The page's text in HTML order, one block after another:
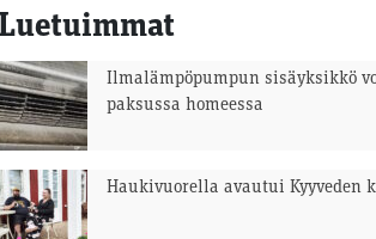
Ilmalämpöpumpun sisäyksikkö
paksussa homeessa
Haukivuorella avautui Kyyveden